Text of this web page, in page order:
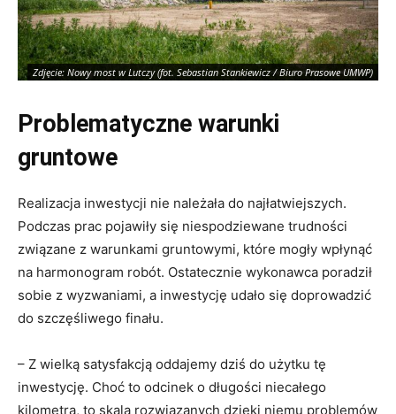
Zdjęcie: Nowy most w Lutczy (fot. Sebastian Stankiewicz / Biuro Prasowe UMWP)
Problematyczne warunki
gruntowe
Realizacja inwestycji nie należała do najłatwiejszych.
Podczas prac pojawiły się niespodziewane trudności
związane z warunkami gruntowymi, które mogły wpłynąć
na harmonogram robót. Ostatecznie wykonawca poradził
sobie z wyzwaniami, a inwestycję udało się doprowadzić
do szczęśliwego finału.
– Z wielką satysfakcją oddajemy dziś do użytku tę
inwestycję. Choć to odcinek o długości niecałego
kilometra, to skala rozwiązanych dzięki niemu problemów